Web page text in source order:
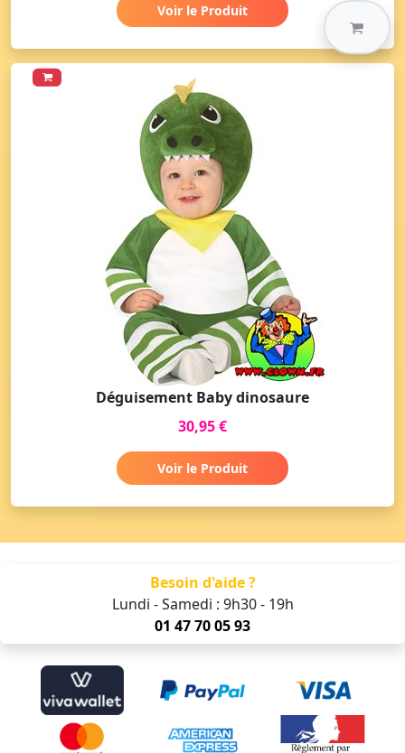
Voir le Produit
Déguisement Baby dinosaure
30,95 €
Voir le Produit
Besoin d'aide ?
Lundi - Samedi : 9h30 - 19h
01 47 70 05 93